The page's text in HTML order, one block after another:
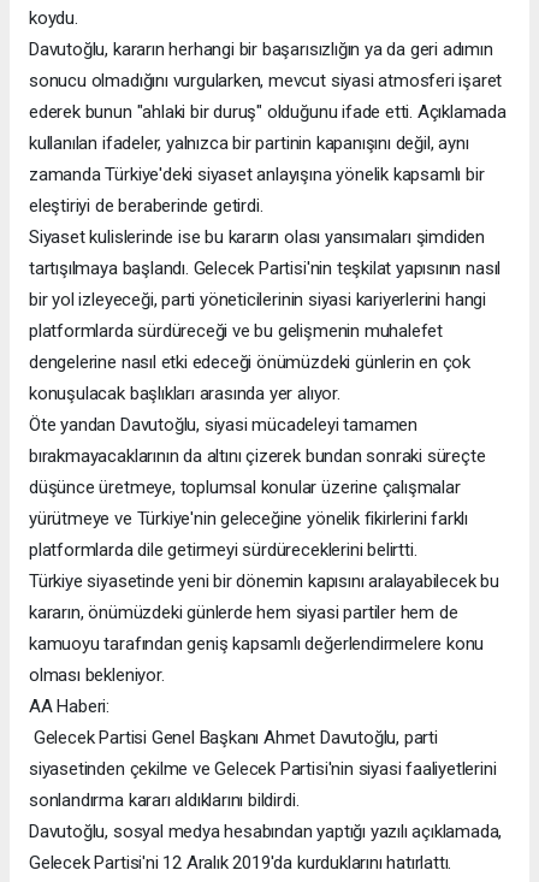
koydu.
Davutoğlu, kararın herhangi bir başarısızlığın ya da geri adımın
sonucu olmadığını vurgularken, mevcut siyasi atmosferi işaret
ederek bunun "ahlaki bir duruş" olduğunu ifade etti. Açıklamada
kullanılan ifadeler, yalnızca bir partinin kapanışını değil, aynı
zamanda Türkiye'deki siyaset anlayışına yönelik kapsamlı bir
eleştiriyi de beraberinde getirdi.
Siyaset kulislerinde ise bu kararın olası yansımaları şimdiden
tartışılmaya başlandı. Gelecek Partisi'nin teşkilat yapısının nasıl
bir yol izleyeceği, parti yöneticilerinin siyasi kariyerlerini hangi
platformlarda sürdüreceği ve bu gelişmenin muhalefet
dengelerine nasıl etki edeceği önümüzdeki günlerin en çok
konuşulacak başlıkları arasında yer alıyor.
Öte yandan Davutoğlu, siyasi mücadeleyi tamamen
bırakmayacaklarının da altını çizerek bundan sonraki süreçte
düşünce üretmeye, toplumsal konular üzerine çalışmalar
yürütmeye ve Türkiye'nin geleceğine yönelik fikirlerini farklı
platformlarda dile getirmeyi sürdüreceklerini belirtti.
Türkiye siyasetinde yeni bir dönemin kapısını aralayabilecek bu
kararın, önümüzdeki günlerde hem siyasi partiler hem de
kamuoyu tarafından geniş kapsamlı değerlendirmelere konu
olması bekleniyor.
AA Haberi:
Gelecek Partisi Genel Başkanı Ahmet Davutoğlu, parti
siyasetinden çekilme ve Gelecek Partisi'nin siyasi faaliyetlerini
sonlandırma kararı aldıklarını bildirdi.
Davutoğlu, sosyal medya hesabından yaptığı yazılı açıklamada,
Gelecek Partisi'ni 12 Aralık 2019'da kurduklarını hatırlattı.